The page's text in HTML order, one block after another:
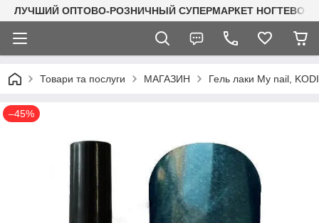
ЛУЧШИЙ ОПТОВО-РОЗНИЧНЫЙ СУПЕРМАРКЕТ
Товари та послуги МАГАЗИН Гель лаки My nail,
–45%